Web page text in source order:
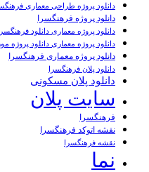
دانلود پروژه طراحی معماری
دانلود پروژه فرهنگسرا
دانلود پروژه معماری دانلود
دانلود پروژه معماری دانلود پروژه
دانلود پروژه معماری فرهنگسرا
دانلود پلان فرهنگسرا
دانلود پلان مسکونی
سایت پلان
فرهنگسرا
نقشه اتوکد فرهنگسرا
نقشه فرهنگسرا
نما